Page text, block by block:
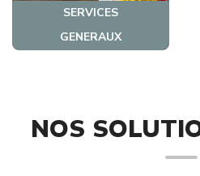
SERVICES
GENERAUX
NOS